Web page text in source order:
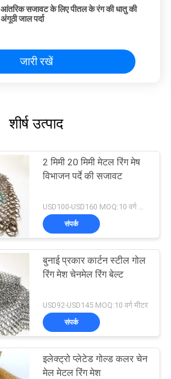
आंतरिक सजावट के लिए पीतल के रंग की धातु की
अंगूठी जाल पर्दा
जारी रखें
शीर्ष उत्पाद
2 मिमी 20 मिमी मेटल रिंग मेष
विभाजन पर्दे की सजावट
USD100-USD160 MOQ:10 वर्ग मीटर
संपर्क
बुनाई प्रकार कार्टन स्टील गोल
रिंग मेश चेनमेल रिंग बेल्ट
USD92-USD145 MOQ:10 वर्ग मीटर
संपर्क
इलेक्ट्रो प्लेटेड गोल्ड कलर चेन
मेल मेटल रिंग मेश